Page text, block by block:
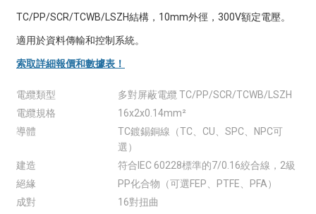
TC/PP/SCR/TCWB/LSZH結構，10mm外徑，300V額定電壓。
適用於資料傳輸和控制系統。
索取詳細報價和數據表！
電纜類型
多對屏蔽電纜 TC/PP/SCR/TCWB/LSZH
電纜規格
16x2x0.14mm²
導體
TC鍍錫銅線（TC、CU、SPC、NPC可
選）
建造
符合IEC 60228標準的7/0.16絞合線，2級
絕緣
PP化合物（可選FEP、PTFE、PFA）
成對
16對扭曲